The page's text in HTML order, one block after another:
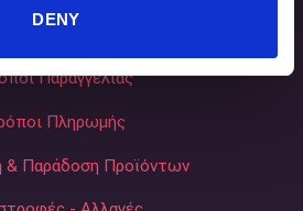
DENY
Παραγγελίας
Πληρωμής
Παράδοση Προϊόντων